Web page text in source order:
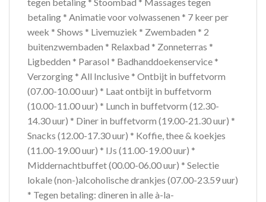
betaling * Animatie voor volwassenen * 7 keer per
week * Shows * Livemuziek * Zwembaden * 2
buitenzwembaden * Relaxbad * Zonneterras *
Ligbedden * Parasol * Badhanddoekenservice *
Verzorging * All Inclusive * Ontbijt in buffetvorm
(07.00-10.00 uur) * Laat ontbijt in buffetvorm
(10.00-11.00 uur) * Lunch in buffetvorm (12.30-
14.30 uur) * Diner in buffetvorm (19.00-21.30 uur) *
Snacks (12.00-17.30 uur) * Koffie, thee & koekjes
(11.00-19.00 uur) * IJs (11.00-19.00 uur) *
Middernachtbuffet (00.00-06.00 uur) * Selectie
lokale (non-)alcoholische drankjes (07.00-23.59 uur)
* Tegen betaling: dineren in alle à-la-